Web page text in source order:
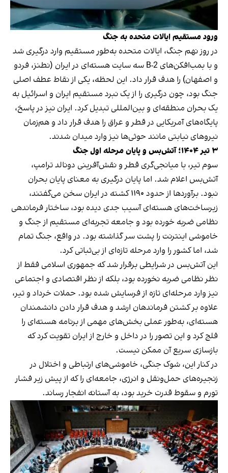
ورود مستقیم ایالات متحده به جنگ
در روز نهم جنگ، ایالات متحده به‌طور مستقیم وارد درگیری شد
و با بمب‌افکن‌های B-2 سه سایت هسته‌ای در ایران (نطنز، فردو
و اصفهان) را هدف قرار داد. این لحظه، یکی از نقاط عطف اصلی
جنگ بود، چون درگیری را از یک نبرد مستقیم ایران و اسرائیل به
یک بحران منطقه‌ای و بین‌المللی تبدیل کرد. ایران نیز در پاسخ،
پایگاه‌های آمریکایی در قطر و عراق را هدف قرار داد و هم‌زمان
نیروهای نیابتی مانند حوثی‌ها نیز وارد میدان شدند.
۳ تیر ۱۴۰۴؛ آتش‌بس و پایان مرحله اول جنگ
سوم تیر، با میانجی‌گری قطر و نقش‌آفرینی دونالد ترامپ،
آتش‌بس اعلام شد. اما پایان درگیری به معنای پایان بحران
نبود. برآوردها از حدود ۱۱۹۰ کشته در ایران سخن می‌گفتند،
زیرساخت‌های هسته‌ای آسیب جدی دیده بود، ساختار فرماندهی
نظامی ضربه خورده بود و جامعه تجربه‌ای مستقیم از جنگ و
خاموشی اینترنت را پشت سر گذاشته بود. در واقع، جنگ تمام
شد، اما کشور را وارد مرحله تازه‌ای از بی‌ثباتی کرد.
این آتش‌بس در شرایطی برقرار شد که جمهوری اسلامی فقط از
نظر نظامی ضربه نخورده بود، بلکه از نظر اقتصادی و اجتماعی
نیز وارد مرحله‌ای تازه از فرسایش شده بود. حملات خرداد و تیر،
علاوه بر کشتن فرماندهان ارشد و هدف قرار دادن دانشمندان
هسته‌ای، به‌طور عملی بخش‌های مهمی از برنامه هسته‌ای را
فلج کرد و این تصور را در داخل و خارج از ایران تقویت کرد که
بازسازی سریع آن ممکن نیست.
در کنار این، شوک جنگی، خاموشی‌های ارتباطی و اختلال در
زنجیره‌های حمل‌ونقل و انرژی، جامعه‌ای را که از پیش زیر فشار
تورم و سقوط قدرت خرید بود، به آستانه انفجار رساند.